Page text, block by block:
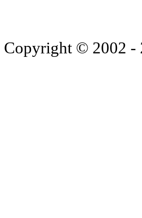
Copyright © 2002